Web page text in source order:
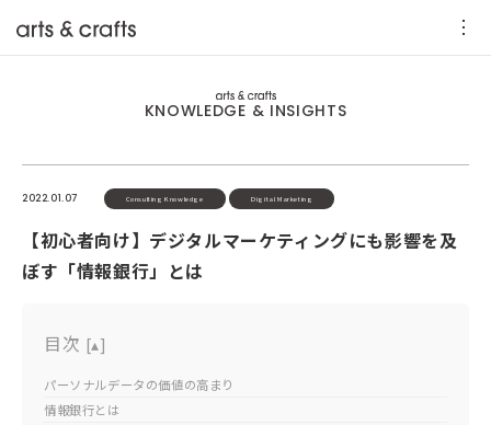
KNOWLEDGE & INSIGHTS
2022.01.07 Consulting Knowledge Digital Marketing
【初心者向け】デジタルマーケティングにも影響を及
ぼす「情報銀行」とは
目次 [▴]
パーソナルデータの価値の高まり
情報銀行とは